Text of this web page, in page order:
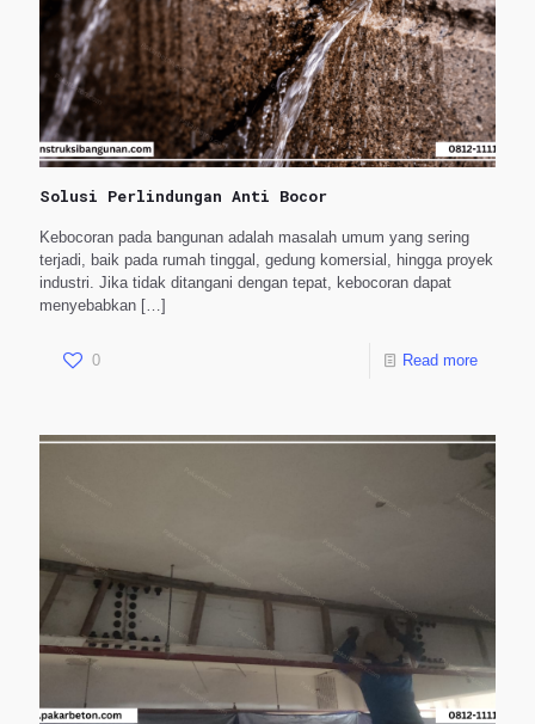
Solusi Perlindungan Anti Bocor
Kebocoran pada bangunan adalah masalah umum yang sering
terjadi, baik pada rumah tinggal, gedung komersial, hingga proyek
industri. Jika tidak ditangani dengan tepat, kebocoran dapat
menyebabkan […]
0 Read more